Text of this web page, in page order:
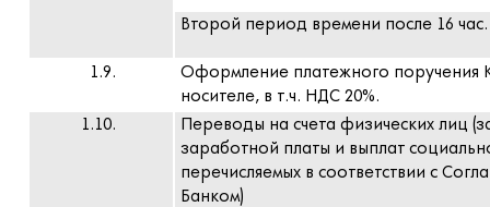
Второй период времени после 16
1.9.
Оформление платежного поручения
носителе, в т.ч. НДС 20%.
1.10.
Переводы на счета физических лиц
заработной платы и выплат
перечисляемых в соответствии с
Банком)